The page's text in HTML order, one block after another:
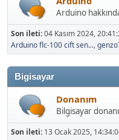
Arduino
Son ileti:04 Kasım 2024,
Arduino flc-100 cift sen...,
Bigisayar
Donanım
Bilgisayar
Son ileti:13 Ocak 2025,
Ynt: Laptopun fanı çalış... ,